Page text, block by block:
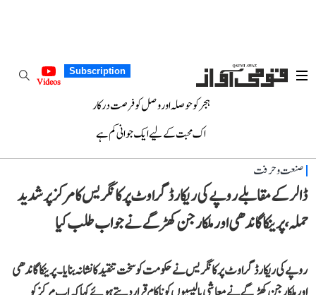
Subscription
Videos
ہجر کو حوصلہ اور وصل کو فرصت درکار
اک محبت کے لیے ایک جوانی کم ہے
صنعت و حرفت
ڈالر کے مقابلے روپے کی ریکارڈ گراوٹ پر کانگریس کا مرکز پر شدید
حملہ، پرینکا گاندھی اور ملکارجن کھڑگے نے جواب طلب کیا
روپے کی ریکارڈ گراوٹ پر کانگریس نے حکومت کو سخت تنقید کا نشانہ بنایا۔ پرینکا گاندھی